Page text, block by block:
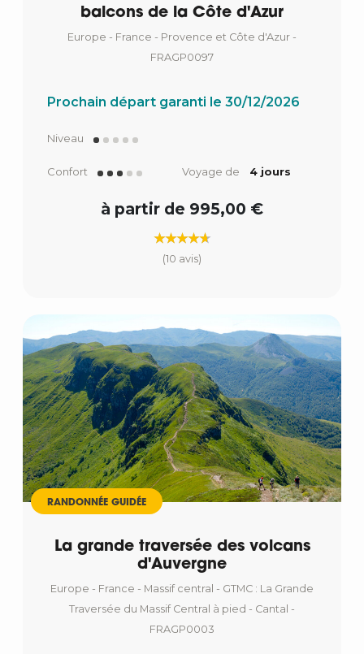
balcons de la Côte d'Azur
Europe - France - Provence et Côte d'Azur -
FRAGP0097
Prochain départ garanti le 30/12/2026
Niveau
Confort Voyage de 4 jours
à partir de 995,00 €
(10 avis)
RANDONNÉE GUIDÉE
La grande traversée des volcans
d'Auvergne
Europe - France - Massif central - GTMC : La Grande
Traversée du Massif Central à pied - Cantal -
FRAGP0003